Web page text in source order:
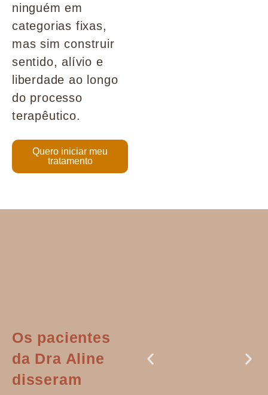
ninguém em
categorias fixas,
mas sim construir
sentido, alívio e
liberdade ao longo
do processo
terapêutico.
Quero iniciar meu
tratamento
Os pacientes
da Dra Aline
disseram